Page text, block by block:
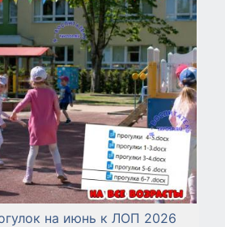
на июнь к ЛОП 2026